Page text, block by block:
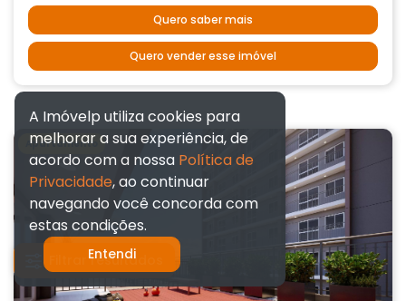
Quero saber mais
Quero vender esse imóvel
Apartamento
Filtrar resultados
A Imóvelp utiliza cookies para
melhorar a sua experiência, de
acordo com a nossa Política de
Privacidade, ao continuar
navegando você concorda com
estas condições.
Entendi